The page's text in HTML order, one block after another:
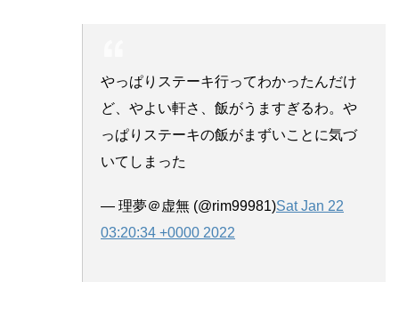
やっぱりステーキ行ってわかったんだけ
ど、やよい軒さ、飯がうますぎるわ。や
っぱりステーキの飯がまずいことに気づ
いてしまった
— 理夢＠虚無 (@rim99981)Sat Jan 22
03:20:34 +0000 2022